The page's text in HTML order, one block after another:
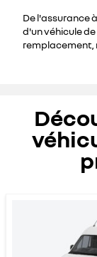
De l'assurance
d'un véhicule de
remplacement,